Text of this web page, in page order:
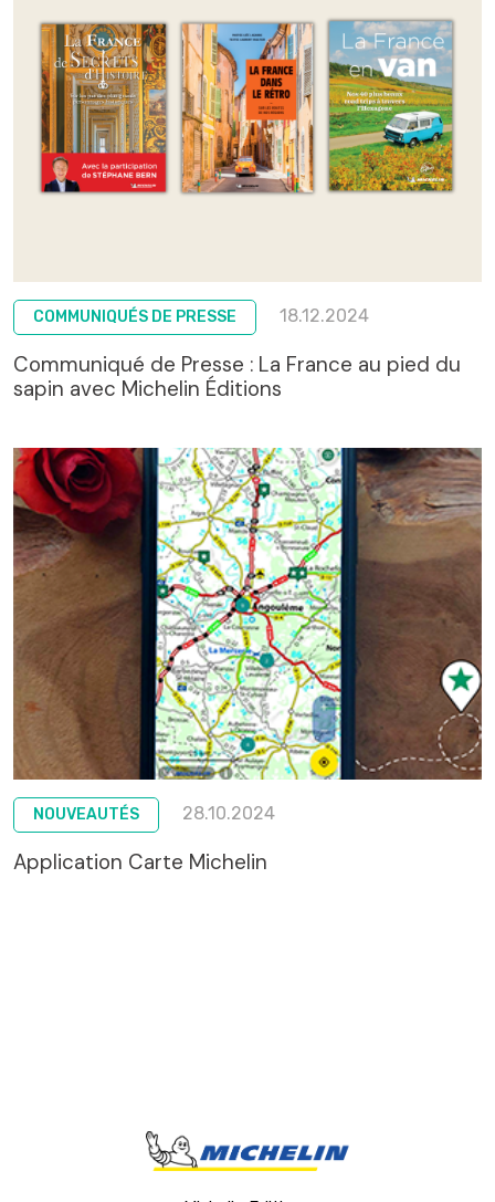
COMMUNIQUÉS DE PRESSE 18.12.2024
Communiqué de Presse : La France au pied du
sapin avec Michelin Éditions
NOUVEAUTÉS 28.10.2024
Application Carte Michelin